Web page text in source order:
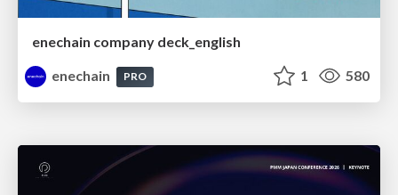
enechain company deck_english
enechain
PRO 1 580